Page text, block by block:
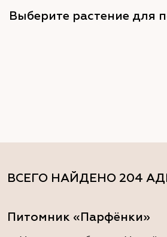
ВСЕГО НАЙДЕНО 204
Питомник «Парфёнки»
Выберите растение для